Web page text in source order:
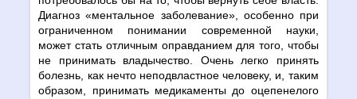
Диагноз «ментальное заболевание», особенно при
ограниченном понимании современной науки,
может стать отличным оправданием для того, чтобы
не принимать владычество. Очень легко принять
болезнь, как нечто неподвластное человеку, и, таким
образом, принимать медикаменты до оцепенелого